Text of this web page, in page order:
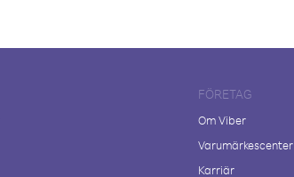
FÖRETAG
Om Viber
Varumärkescenter
Karriär